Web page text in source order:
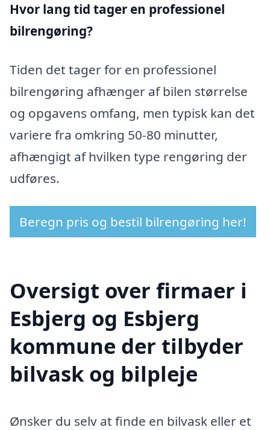
Hvor lang tid tager en professionel
bilrengøring?
Tiden det tager for en professionel
bilrengøring afhænger af bilen størrelse
og opgavens omfang, men typisk kan det
variere fra omkring 50-80 minutter,
afhængigt af hvilken type rengøring der
udføres.
Beregn pris og bestil bilrengøring her!
Oversigt over firmaer i
Esbjerg og Esbjerg
kommune der tilbyder
bilvask og bilpleje
Ønsker du selv at finde en bilvask eller et